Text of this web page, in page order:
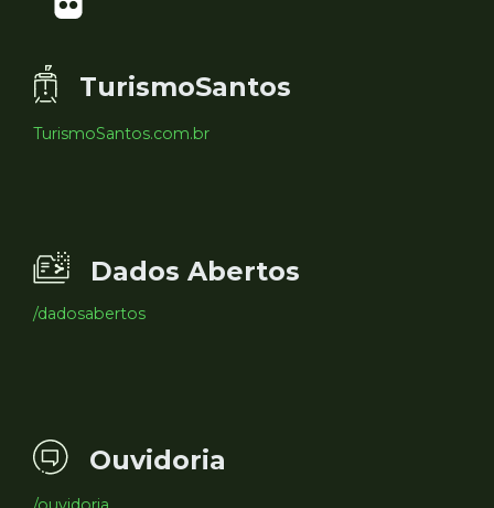
TurismoSantos
TurismoSantos.com.br
Dados Abertos
/dadosabertos
Ouvidoria